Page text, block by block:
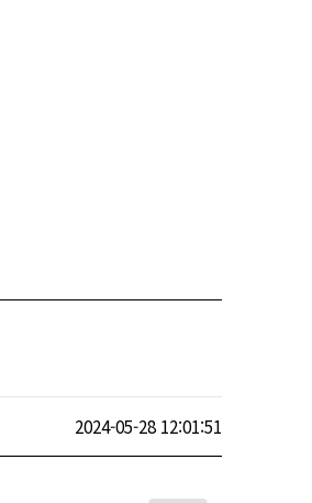
2024-05-28 12:01:51